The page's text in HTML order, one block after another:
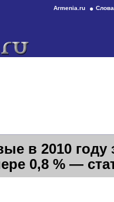
Armenia.ru
в 2010 году
0,8 % —